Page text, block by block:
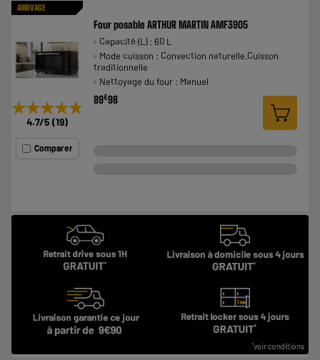
ARRIVAGE
★★★★★
★★★★★
4.7/5 (19)
Comparer
Four posable ARTHUR MARTIN AMF3905
Capacité (L) : 60 L
Mode cuisson : Convection naturelle,Cuisson
traditionnelle
Nettoyage du four : Manuel
89€98